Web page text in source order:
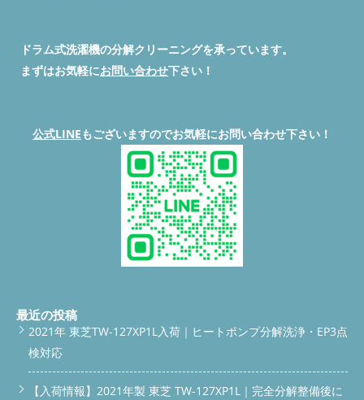
ドラム式洗濯機の分解クリーニングを承っています。
まずはお気軽にお問い合わせ下さい！
公式LINEもございますのでお気軽にお問い合わせ下さい！
最近の投稿
2021年 東芝TW-127XP1L入荷｜ヒートポンプ分解洗浄・EP3点
検対応
【入荷情報】2021年製 東芝 TW-127XP1L｜完全分解整備後に